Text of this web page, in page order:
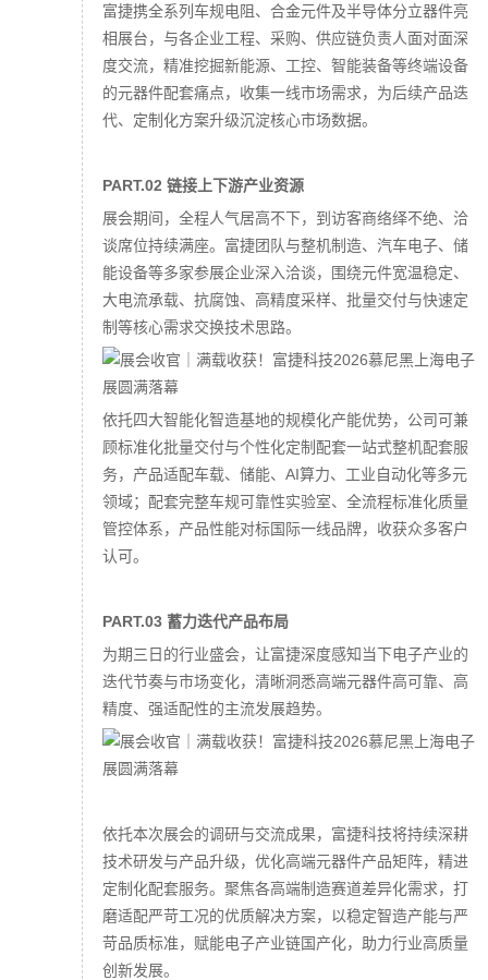
富捷携全系列车规电阻、合金元件及半导体分立器件亮
相展台，与各企业工程、采购、供应链负责人面对面深
度交流，精准挖掘新能源、工控、智能装备等终端设备
的元器件配套痛点，收集一线市场需求，为后续产品迭
代、定制化方案升级沉淀核心市场数据。
PART.02 链接上下游产业资源
展会期间，全程人气居高不下，到访客商络绎不绝、洽
谈席位持续满座。富捷团队与整机制造、汽车电子、储
能设备等多家参展企业深入洽谈，围绕元件宽温稳定、
大电流承载、抗腐蚀、高精度采样、批量交付与快速定
制等核心需求交换技术思路。
依托四大智能化智造基地的规模化产能优势，公司可兼
顾标准化批量交付与个性化定制配套一站式整机配套服
务，产品适配车载、储能、AI算力、工业自动化等多元
领域；配套完整车规可靠性实验室、全流程标准化质量
管控体系，产品性能对标国际一线品牌，收获众多客户
认可。
PART.03 蓄力迭代产品布局
为期三日的行业盛会，让富捷深度感知当下电子产业的
迭代节奏与市场变化，清晰洞悉高端元器件高可靠、高
精度、强适配性的主流发展趋势。
依托本次展会的调研与交流成果，富捷科技将持续深耕
技术研发与产品升级，优化高端元器件产品矩阵，精进
定制化配套服务。聚焦各高端制造赛道差异化需求，打
磨适配严苛工况的优质解决方案，以稳定智造产能与严
苛品质标准，赋能电子产业链国产化，助力行业高质量
创新发展。